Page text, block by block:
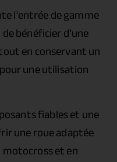
l’entrée de gamme
bénéficier d’une
en conservant un
une utilisation
fiables et une
une roue adaptée
et en